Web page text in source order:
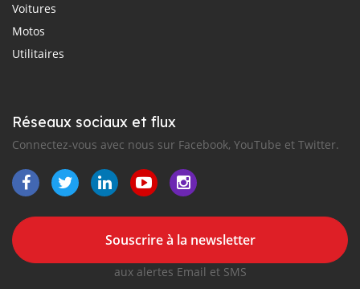
Voitures
Motos
Utilitaires
Réseaux sociaux et flux
Connectez-vous avec nous sur Facebook, YouTube et Twitter.
Souscrire à la newsletter
aux alertes Email et SMS